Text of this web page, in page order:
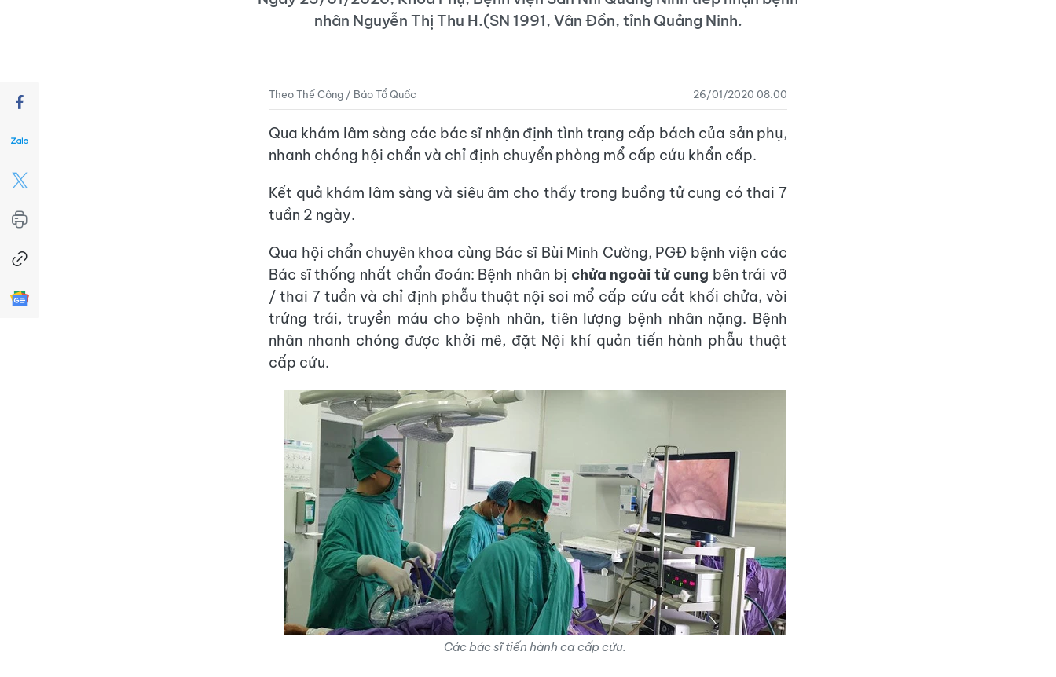
nhân Nguyễn Thị Thu H.(SN 1991, Vân Đồn, tỉnh Quảng Ninh.
Theo Thế Công / Báo Tổ Quốc 26/01/2020 08:00
Qua khám lâm sàng các bác sĩ nhận định tình trạng cấp bách của sản phụ,
nhanh chóng hội chẩn và chỉ định chuyển phòng mổ cấp cứu khẩn cấp.
Kết quả khám lâm sàng và siêu âm cho thấy trong buồng tử cung có thai 7
tuần 2 ngày.
Qua hội chẩn chuyên khoa cùng Bác sĩ Bùi Minh Cường, PGĐ bệnh viện các
Bác sĩ thống nhất chẩn đoán: Bệnh nhân bị chửa ngoài tử cung bên trái vỡ
/ thai 7 tuần và chỉ định phẫu thuật nội soi mổ cấp cứu cắt khối chửa, vòi
trứng trái, truyền máu cho bệnh nhân, tiên lượng bệnh nhân nặng. Bệnh
nhân nhanh chóng được khởi mê, đặt Nội khí quản tiến hành phẫu thuật
cấp cứu.
Các bác sĩ tiến hành ca cấp cứu.